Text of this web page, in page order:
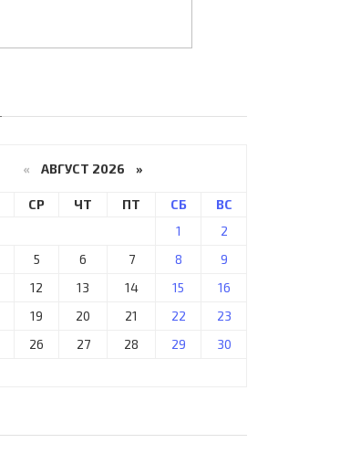
« АВГУСТ 2026 »
СР ЧТ ПТ СБ
ВС
1
2
5 6 7 8
9
12 13 14 15
16
19 20 21 22
23
26 27 28 29
30